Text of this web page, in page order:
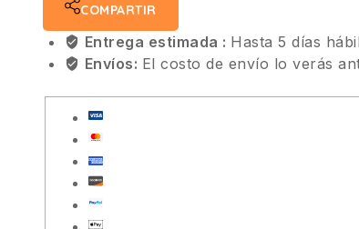
COMPARTIR
Entrega estimada : Hasta 5 días
Envíos: El costo de envío lo verás